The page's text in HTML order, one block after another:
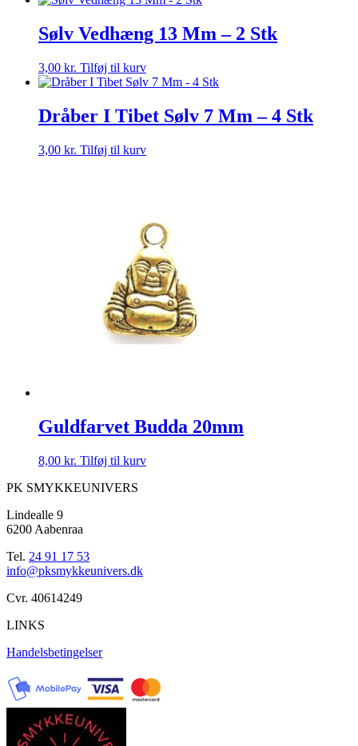
Sølv Vedhæng 13 Mm – 2 Stk
3,00 kr. Tilføj til kurv
Dråber I Tibet Sølv 7 Mm – 4 Stk
3,00 kr. Tilføj til kurv
Guldfarvet Budda 20mm
8,00 kr. Tilføj til kurv
PK SMYKKEUNIVERS
Lindealle 9
6200 Aabenraa
Tel. 24 91 17 53
info@pksmykkeunivers.dk
Cvr. 40614249
LINKS
Handelsbetingelser